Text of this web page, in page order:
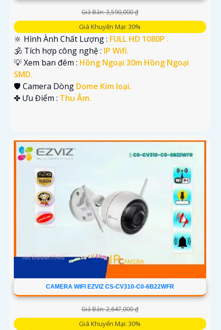
Giá Bán: 3,590,000 ₫
Giá Khuyến Mại: 30%
🔆 Hình Ành Chất Lượng : FULL HD 1080P .
🕉️ Tích hợp công nghệ : IP Wifi.
💡 Xem ban đêm : Hồng Ngoại 30m Hồng Ngoại
SMD.
🛡 Camera Dòng Dome Kim loại.
️✤ Ưu Điểm : Thu Âm.
CAMERA WIFI EZVIZ CS-CV310-C0-6B22WFR
Giá Bán: 2,647,000 ₫
Giá Khuyến Mại: 30%